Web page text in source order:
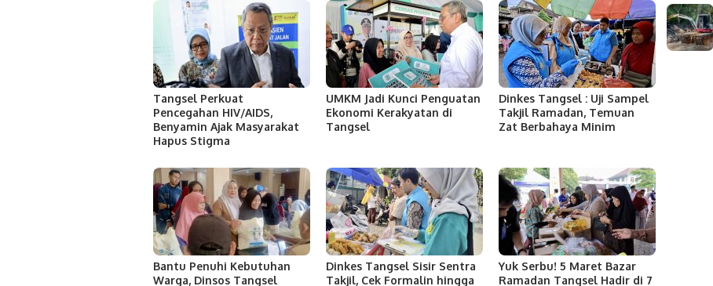
Tangsel Perkuat
Pencegahan HIV/AIDS,
Benyamin Ajak Masyarakat
Hapus Stigma
UMKM Jadi Kunci Penguatan
Ekonomi Kerakyatan di
Tangsel
Dinkes Tangsel : Uji Sampel
Takjil Ramadan, Temuan
Zat Berbahaya Minim
Bantu Penuhi Kebutuhan
Warga, Dinsos Tangsel
Dinkes Tangsel Sisir Sentra
Takjil, Cek Formalin hingga
Yuk Serbu! 5 Maret Bazar
Ramadan Tangsel Hadir di 7